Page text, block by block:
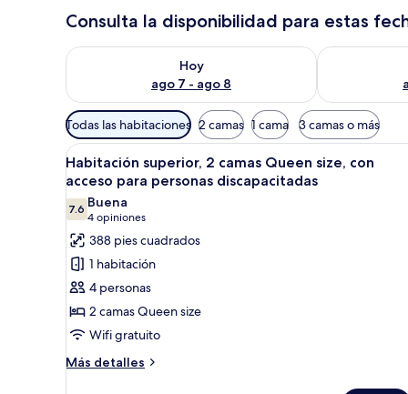
Consulta la disponibilidad para estas
Hoy
ago 7 - ago 8
Consulta la disponibilidad para hoy ago 7 - ago 8
Consulta la
Filtros
disponibles
para
las
habitaciones
Todas las habitaciones 2 camas 1 cama 3 camas o más
Abrir
todas
las
fotos
de
Habitación
superior,
2
camas
Queen
size,
Habitación de hotel con dos
6
Habitación superior, 2 camas Queen size, con
acceso para personas discapacitadas
7.67.6 de 10
Buena
4 opiniones
(4
opiniones)
388 pies cuadrados
1 habitación
4 personas
2 camas Queen size
Wifi gratuito
Más detalles
Más